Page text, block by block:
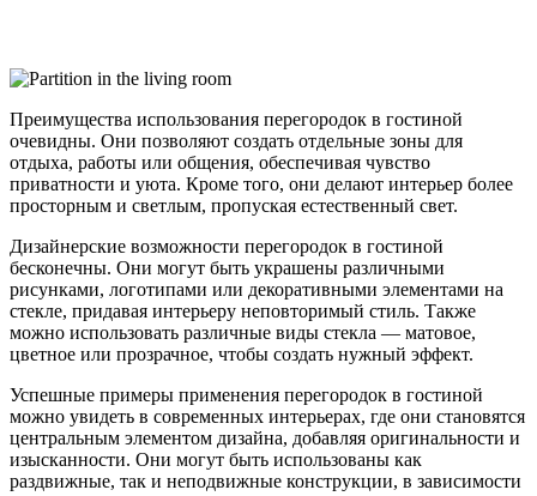
Преимущества использования перегородок в гостиной
очевидны. Они позволяют создать отдельные зоны для
отдыха, работы или общения, обеспечивая чувство
приватности и уюта. Кроме того, они делают интерьер более
просторным и светлым, пропуская естественный свет.
Дизайнерские возможности перегородок в гостиной
бесконечны. Они могут быть украшены различными
рисунками, логотипами или декоративными элементами на
стекле, придавая интерьеру неповторимый стиль. Также
можно использовать различные виды стекла — матовое,
цветное или прозрачное, чтобы создать нужный эффект.
Успешные примеры применения перегородок в гостиной
можно увидеть в современных интерьерах, где они становятся
центральным элементом дизайна, добавляя оригинальности и
изысканности. Они могут быть использованы как
раздвижные, так и неподвижные конструкции, в зависимости